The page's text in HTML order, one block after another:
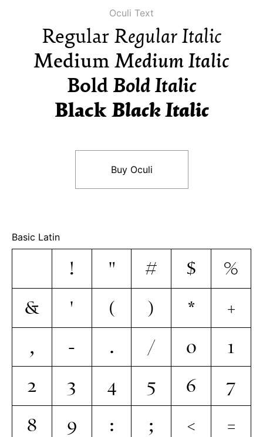
Oculi Text
Regular Regular Italic
Medium Medium Italic
Bold Bold Italic
BlackBlack Italic
Buy Oculi
Basic Latin
! " # $
%
&
' ( ) *
+
,
- . / 0
1
2
3 4 5 6
7
8
9 : ; <
=